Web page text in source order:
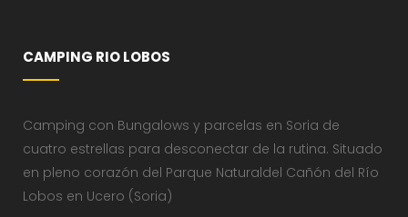
CAMPING RIO LOBOS
Camping con Bungalows y parcelas en Soria de
cuatro estrellas para desconectar de la rutina. Situado
en pleno corazón del Parque Naturaldel Cañón del Río
Lobos en Ucero (Soria)